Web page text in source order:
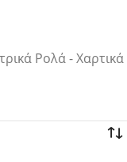
Ρολά - Χαρτικά